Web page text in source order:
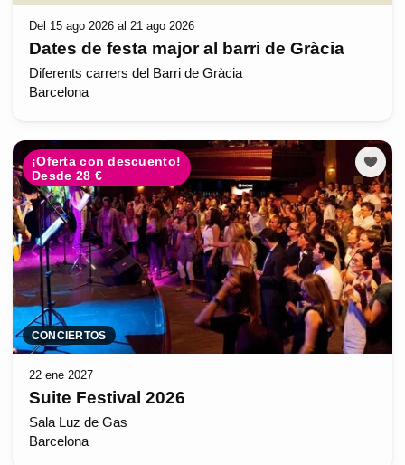
Del 15 ago 2026 al 21 ago 2026
Dates de festa major al barri de Gràcia
Diferents carrers del Barri de Gràcia
Barcelona
¡Oferta con descuento!
Desde 28 €
CONCIERTOS
22 ene 2027
Suite Festival 2026
Sala Luz de Gas
Barcelona